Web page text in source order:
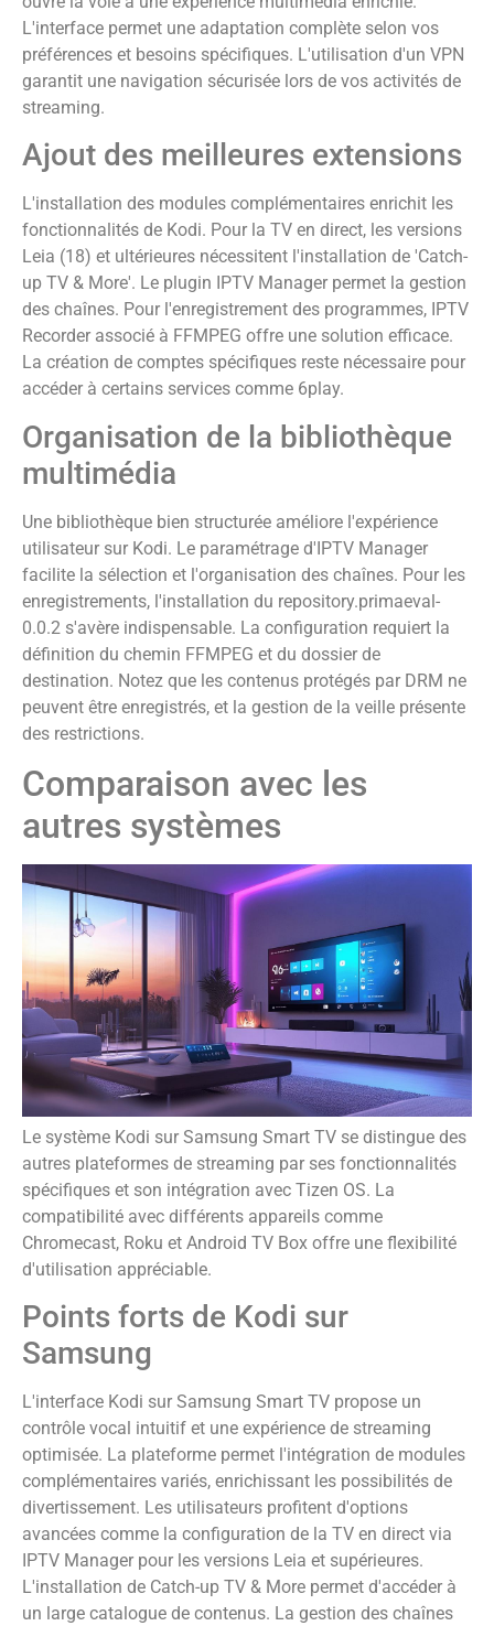
L'interface permet une adaptation complète selon vos
préférences et besoins spécifiques. L'utilisation d'un VPN
garantit une navigation sécurisée lors de vos activités de
streaming.
Ajout des meilleures extensions
L'installation des modules complémentaires enrichit les
fonctionnalités de Kodi. Pour la TV en direct, les versions
Leia (18) et ultérieures nécessitent l'installation de 'Catch-
up TV & More'. Le plugin IPTV Manager permet la gestion
des chaînes. Pour l'enregistrement des programmes, IPTV
Recorder associé à FFMPEG offre une solution efficace.
La création de comptes spécifiques reste nécessaire pour
accéder à certains services comme 6play.
Organisation de la bibliothèque
multimédia
Une bibliothèque bien structurée améliore l'expérience
utilisateur sur Kodi. Le paramétrage d'IPTV Manager
facilite la sélection et l'organisation des chaînes. Pour les
enregistrements, l'installation du repository.primaeval-
0.0.2 s'avère indispensable. La configuration requiert la
définition du chemin FFMPEG et du dossier de
destination. Notez que les contenus protégés par DRM ne
peuvent être enregistrés, et la gestion de la veille présente
des restrictions.
Comparaison avec les
autres systèmes
Le système Kodi sur Samsung Smart TV se distingue des
autres plateformes de streaming par ses fonctionnalités
spécifiques et son intégration avec Tizen OS. La
compatibilité avec différents appareils comme
Chromecast, Roku et Android TV Box offre une flexibilité
d'utilisation appréciable.
Points forts de Kodi sur
Samsung
L'interface Kodi sur Samsung Smart TV propose un
contrôle vocal intuitif et une expérience de streaming
optimisée. La plateforme permet l'intégration de modules
complémentaires variés, enrichissant les possibilités de
divertissement. Les utilisateurs profitent d'options
avancées comme la configuration de la TV en direct via
IPTV Manager pour les versions Leia et supérieures.
L'installation de Catch-up TV & More permet d'accéder à
un large catalogue de contenus. La gestion des chaînes